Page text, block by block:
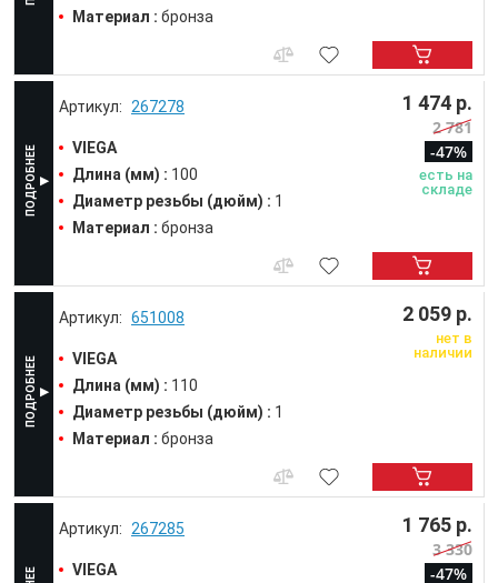
Материал : бронза
267278
VIEGA
Длина (мм) : 100
Диаметр резьбы (дюйм) : 1
Материал : бронза
1 474 р.
2 781
-47%
есть на
складе
651008
VIEGA
Длина (мм) : 110
Диаметр резьбы (дюйм) : 1
Материал : бронза
2 059 р.
нет в
наличии
267285
VIEGA
1 765 р.
3 330
-47%